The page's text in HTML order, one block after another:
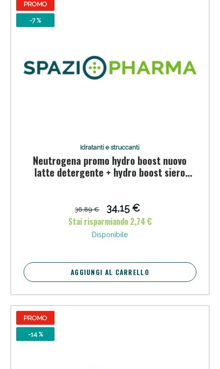
PROMO
-7 %
Idratanti e struccanti
Neutrogena promo hydro boost nuovo
latte detergente + hydro boost siero
36,89 €
34,15 €
Stai risparmiando 2,74 €
Disponibile
AGGIUNGI AL CARRELLO
PROMO
-14 %
Vie Urinarie e Prostata: Sconti fino al 45% oggi!